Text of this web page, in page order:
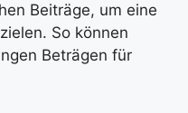
Beiträge, um eine
So können
Beträgen für